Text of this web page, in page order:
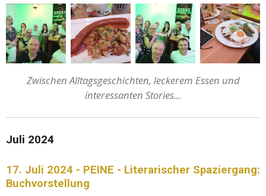
Zwischen Alltagsgeschichten, leckerem Essen und
interessanten Stories...
Juli 2024
17. Juli 2024 - PEINE - Literarischer Spaziergang:
Buchvorstellung